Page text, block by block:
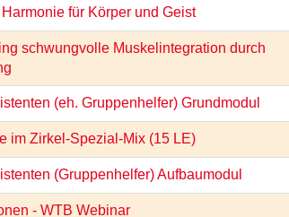
für Körper und Geist
schwungvolle Muskelintegration durch
(eh. Gruppenhelfer) Grundmodul
im Zirkel-Spezial-Mix (15 LE)
(Gruppenhelfer) Aufbaumodul
- WTB Webinar